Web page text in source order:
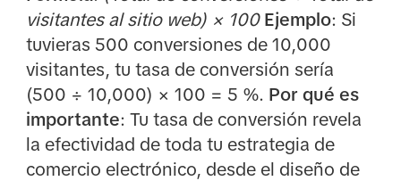
visitantes al sitio web) × 100 Ejemplo: Si
tuvieras 500 conversiones de 10,000
visitantes, tu tasa de conversión sería
(500 ÷ 10,000) × 100 = 5 %. Por qué es
importante: Tu tasa de conversión revela
la efectividad de toda tu estrategia de
comercio electrónico, desde el diseño de